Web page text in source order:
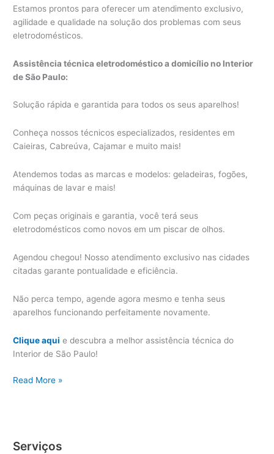
Estamos prontos para oferecer um atendimento exclusivo,
agilidade e qualidade na solução dos problemas com seus
eletrodomésticos.
Assistência técnica eletrodoméstico a domicílio no Interior
de São Paulo:
Solução rápida e garantida para todos os seus aparelhos!
Conheça nossos técnicos especializados, residentes em
Caieiras, Cabreúva, Cajamar e muito mais!
Atendemos todas as marcas e modelos: geladeiras, fogões,
máquinas de lavar e mais!
Com peças originais e garantia, você terá seus
eletrodomésticos como novos em um piscar de olhos.
Agendou chegou! Nosso atendimento exclusivo nas cidades
citadas garante pontualidade e eficiência.
Não perca tempo, agende agora mesmo e tenha seus
aparelhos funcionando perfeitamente novamente.
Clique aqui e descubra a melhor assistência técnica do
Interior de São Paulo!
Itupeva
Read More »
Serviços